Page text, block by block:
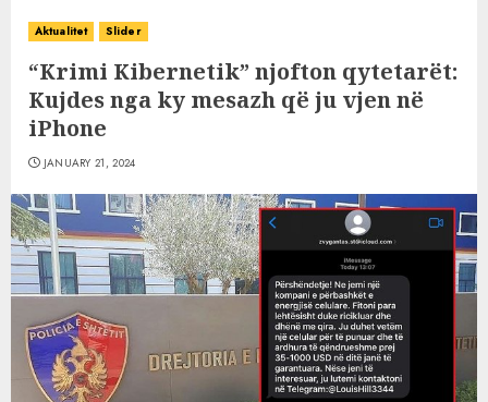
Aktualitet Slider
“Krimi Kibernetik” njofton qytetarët:
Kujdes nga ky mesazh që ju vjen në
iPhone
JANUARY 21, 2024